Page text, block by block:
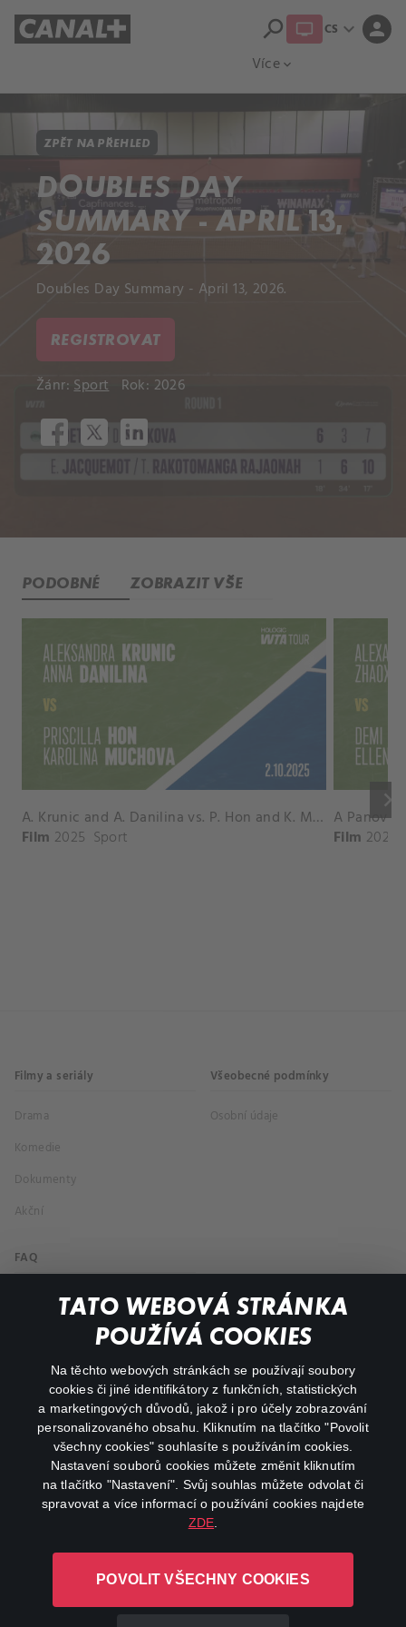
TATO WEBOVÁ STRÁNKA
POUŽÍVÁ COOKIES
Na těchto webových stránkách se používají soubory
cookies či jiné identifikátory z funkčních, statistických
a marketingových důvodů, jakož i pro účely zobrazování
personalizovaného obsahu. Kliknutím na tlačítko "Povolit
všechny cookies" souhlasíte s používáním cookies.
Nastavení souborů cookies můžete změnit kliknutím
na tlačítko "Nastavení". Svůj souhlas můžete odvolat či
spravovat a více informací o používání cookies najdete
ZDE
POVOLIT VŠECHNY COOKIES
Více expand_more
search CS expand_more person
ZPĚT NA PŘEHLED
DOUBLES DAY
SUMMARY - APRIL 13,
2026
Doubles Day Summary - April 13, 2026.
REGISTROVAT
Žánr:Sport Rok: 2026
PODOBNÉ ZOBRAZIT VŠE
keyboard_arrow_right
A. Krunic and A. Danilina vs. P. Hon and K. Muchova Match Highlights - BEIJING_Capital Group Diamond ( October 02, 2025)
Film 2025 Sport Film 2026
Filmy a seriály
Drama
Komedie
Dokumenty
Akční
Všeobecné podmínky
Osobní údaje
FAQ
Můj účet
Důležité odkazy
facebookinstagram
youtube
L-1246 Luxembourg R.C.S.